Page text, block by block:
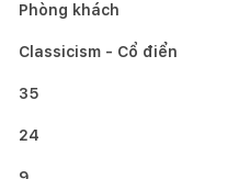
Phòng khách
Classicism - Cổ điển
35
24